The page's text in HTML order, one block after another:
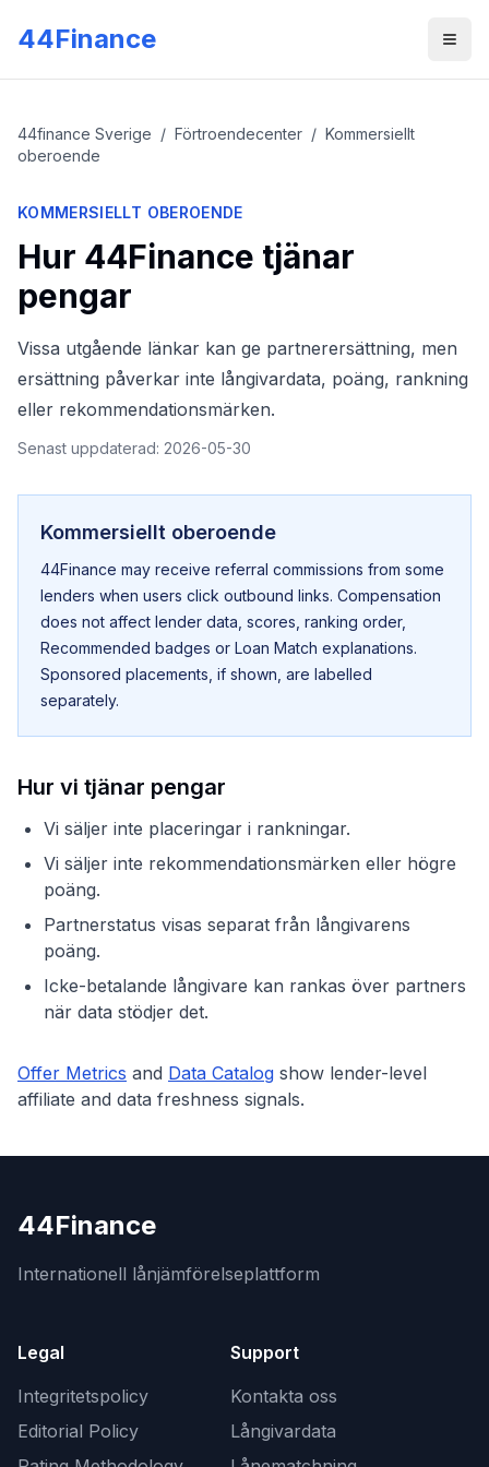
44Finance
44finance Sverige / Förtroendecenter / Kommersiellt
oberoende
KOMMERSIELLT OBEROENDE
Hur 44Finance tjänar
pengar
Vissa utgående länkar kan ge partnerersättning, men
ersättning påverkar inte långivardata, poäng, rankning
eller rekommendationsmärken.
Senast uppdaterad: 2026-05-30
Kommersiellt oberoende
44Finance may receive referral commissions from some
lenders when users click outbound links. Compensation
does not affect lender data, scores, ranking order,
Recommended badges or Loan Match explanations.
Sponsored placements, if shown, are labelled
separately.
Hur vi tjänar pengar
Vi säljer inte placeringar i rankningar.
Vi säljer inte rekommendationsmärken eller högre
poäng.
Partnerstatus visas separat från långivarens
poäng.
Icke-betalande långivare kan rankas över partners
när data stödjer det.
Offer Metrics and Data Catalog show lender-level
affiliate and data freshness signals.
44Finance
Internationell lånjämförelseplattform
Legal
Integritetspolicy
Editorial Policy
Support
Kontakta oss
Långivardata